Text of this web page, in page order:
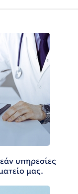
υπηρεσίες
μας.